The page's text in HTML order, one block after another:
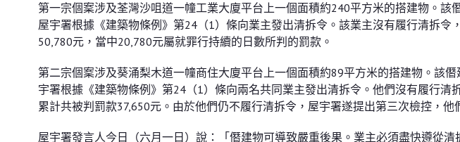
第一宗個䅁涉及荃灣沙咀道一幢工業大廈平台上一個面積約240平方米的搭建物。該
屋宇署根據《建築物條例》第24（1）條向業主發出清拆令。該業主沒有履行清拆令
50,780元，當中20,780元屬就罪行持續的日數所判的罰款。
第二宗個䅁涉及葵涌梨木道一幢商住大廈平台上一個面積約89平方米的搭建物。該
宇署根據《建築物條例》第24（1）條向兩名共同業主發出清拆令。他們沒有履行清
累計共被判罰款37,650元。由於他們仍不履行清拆令，屋宇署遂提出第三次檢控，他
屋宇署發言人今日（六月一日）說：「僭建物可導致嚴重後果。業主必須盡快遵從